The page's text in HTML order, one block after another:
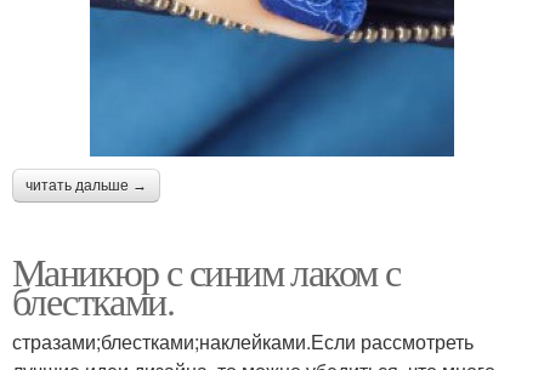
читать дальше →
Маникюр с синим лаком с
блестками.
стразами;блестками;наклейками.Если рассмотреть